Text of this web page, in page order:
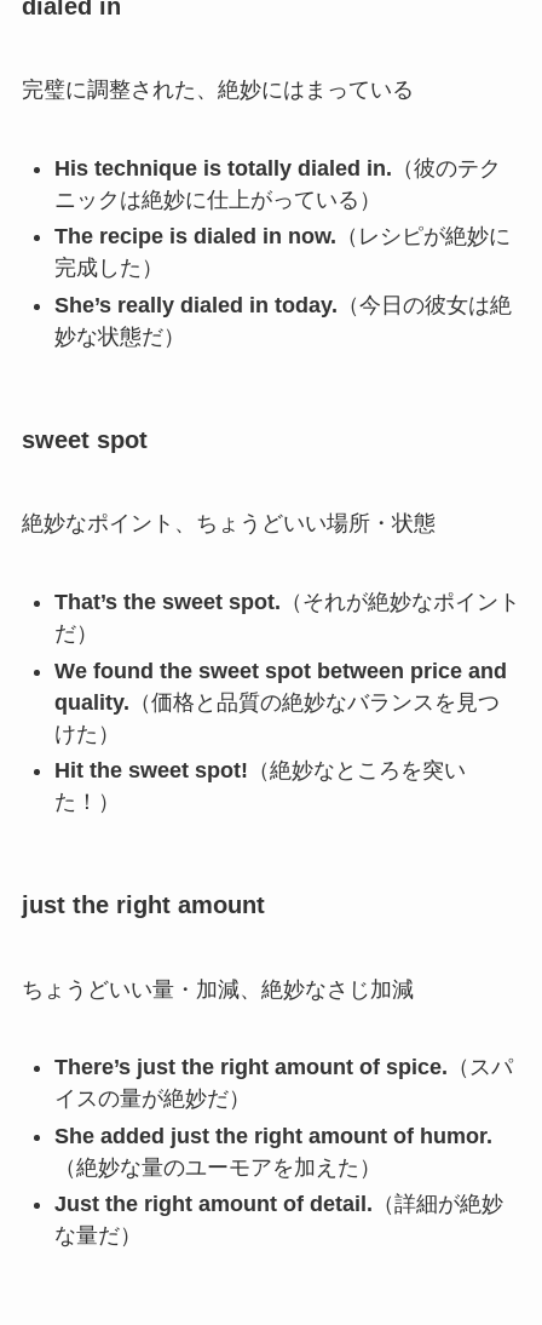
dialed in
完璧に調整された、絶妙にはまっている
His technique is totally dialed in. （彼のテク
ニックは絶妙に仕上がっている）
The recipe is dialed in now. （レシピが絶妙に
完成した）
She’s really dialed in today. （今日の彼女は絶
妙な状態だ）
sweet spot
絶妙なポイント、ちょうどいい場所・状態
That’s the sweet spot. （それが絶妙なポイント
だ）
We found the sweet spot between price and
quality. （価格と品質の絶妙なバランスを見つ
けた）
Hit the sweet spot! （絶妙なところを突い
た！）
just the right amount
ちょうどいい量・加減、絶妙なさじ加減
There’s just the right amount of spice. （スパ
イスの量が絶妙だ）
She added just the right amount of humor.
（絶妙な量のユーモアを加えた）
Just the right amount of detail. （詳細が絶妙
な量だ）